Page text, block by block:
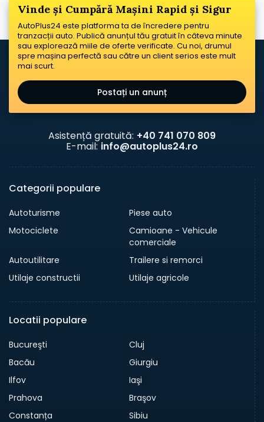
Vinde și Cumpără Mașini Rapid și Sigur
AutoPlus24 este platforma ta de încredere pentru
tranzacții auto. Publică anunțul tău gratuit în câteva minute
sau explorează miile de oferte verificate. Cu noi, drumul
spre mașina perfectă sau către un client serios este mult
mai scurt.
Postați un anunț
Asistență gratuită: +40 741 070 809
E-mail: info@autoplus24.ro
Categorii populare
Autoturisme
Piese auto
Motociclete
Camioane - Vehicule
comerciale
Autoutilitare
Trailere si remorci
Utilaje constructii
Utilaje agricole
Locatii populare
Bucureşti
Cluj
Bacău
Giurgiu
Ilfov
Iaşi
Prahova
Braşov
Constanța
Sibiu